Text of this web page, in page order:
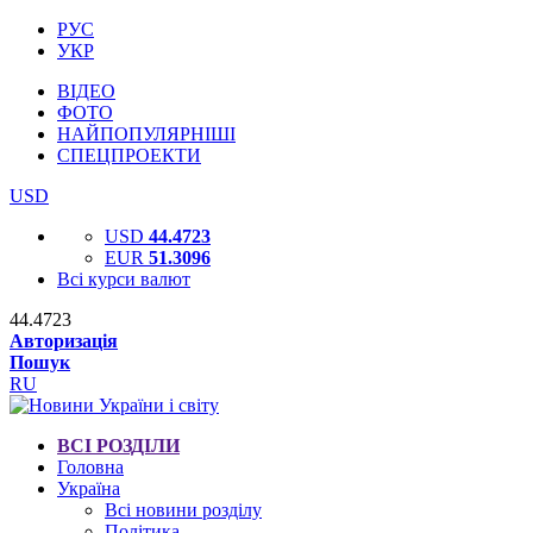
РУС
УКР
ВІДЕО
ФОТО
НАЙПОПУЛЯРНІШІ
СПЕЦПРОЕКТИ
USD
USD 44.4723
EUR 51.3096
Всі курси валют
44.4723
Авторизація
Пошук
RU
ВСІ РОЗДІЛИ
Головна
Україна
Всі новини розділу